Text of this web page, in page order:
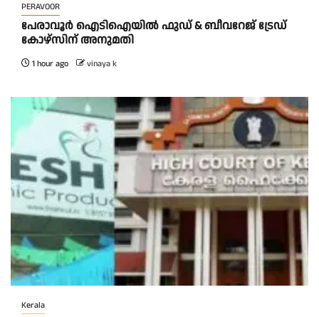
PERAVOOR
പേരാവൂർ ഐടിഐയിൽ ഫുഡ് & ബീവറേജ് ട്രേഡ്
കോഴ്സിന് അനുമതി
1 hour ago vinaya k
Kerala